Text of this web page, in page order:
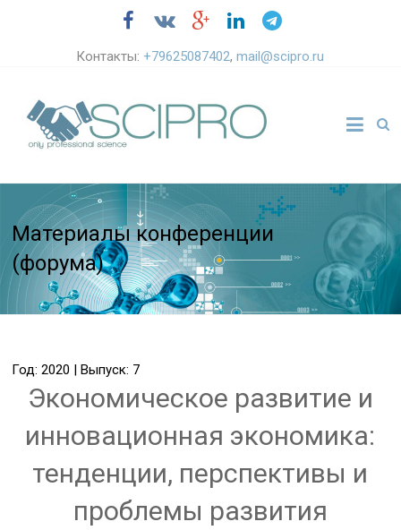
Контакты:+79625087402,mail@scipro.ru
Материалы конференции
(форума)
Год: 2020 | Выпуск: 7
Экономическое развитие и
инновационная экономика:
тенденции, перспективы и
проблемы развития